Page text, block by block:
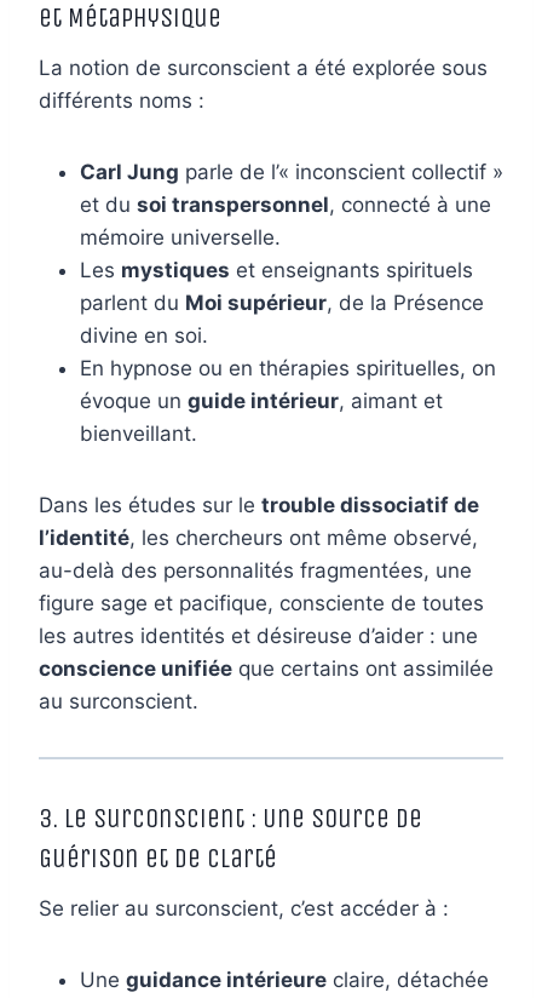
et Métaphysique
La notion de surconscient a été explorée sous
différents noms :
Carl Jung parle de l’« inconscient collectif »
et du soi transpersonnel, connecté à une
mémoire universelle.
Les mystiques et enseignants spirituels
parlent du Moi supérieur, de la Présence
divine en soi.
En hypnose ou en thérapies spirituelles, on
évoque un guide intérieur, aimant et
bienveillant.
Dans les études sur le trouble dissociatif de
l’identité, les chercheurs ont même observé,
au-delà des personnalités fragmentées, une
figure sage et pacifique, consciente de toutes
les autres identités et désireuse d’aider : une
conscience unifiée que certains ont assimilée
au surconscient.
3. Le Surconscient : Une Source de
Guérison et de Clarté
Se relier au surconscient, c’est accéder à :
Une guidance intérieure claire, détachée